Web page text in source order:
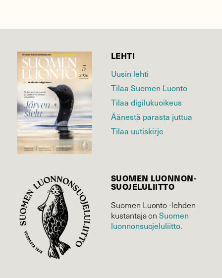
LEHTI
Uusin lehti
Tilaa Suomen Luonto
Tilaa digilukuoikeus
Äänestä parasta juttua
Tilaa uutiskirje
SUOMEN LUONNON­
SUOJELU­LIITTO
Suomen Luonto -lehden
kustantaja onSuomen
luonnonsuojelu­liitto.